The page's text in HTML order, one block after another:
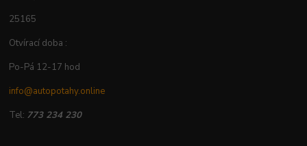
25165
Otvírací doba :
Po-Pá 12-17 hod
info@autopotahy.online
Tel: 773 234 230